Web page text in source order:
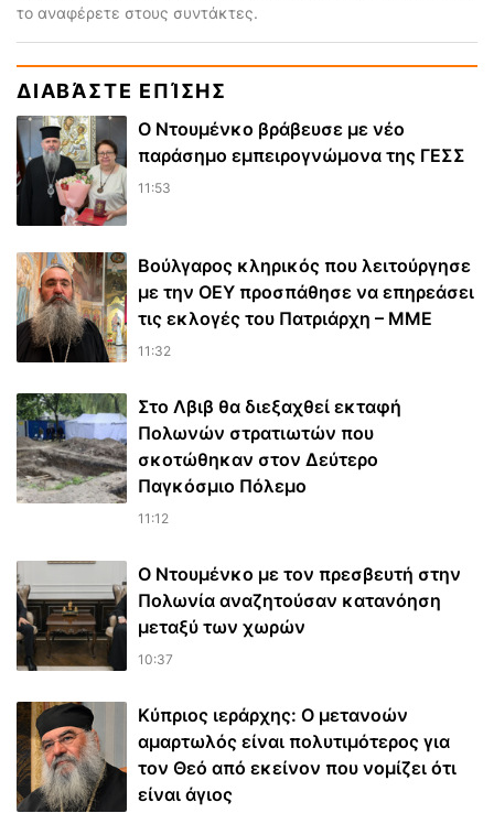
το αναφέρετε στους συντάκτες.
ΔΙΑΒΆΣΤΕ ΕΠΊΣΗΣ
Ο Ντουμένκο βράβευσε με νέο
παράσημο εμπειρογνώμονα της ΓΕΣΣ
11:53
Βούλγαρος κληρικός που λειτούργησε
με την ΟΕΥ προσπάθησε να επηρεάσει
τις εκλογές του Πατριάρχη – ΜΜΕ
11:32
Στο Λβιβ θα διεξαχθεί εκταφή
Πολωνών στρατιωτών που
σκοτώθηκαν στον Δεύτερο
Παγκόσμιο Πόλεμο
11:12
Ο Ντουμένκο με τον πρεσβευτή στην
Πολωνία αναζητούσαν κατανόηση
μεταξύ των χωρών
10:37
Κύπριος ιεράρχης: Ο μετανοών
αμαρτωλός είναι πολυτιμότερος για
τον Θεό από εκείνον που νομίζει ότι
είναι άγιος